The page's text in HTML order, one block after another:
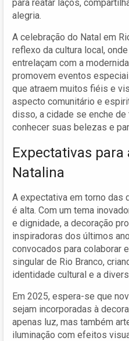
para reatar laços,
alegria.
A celebração do Natal em
reflexo da cultura local,
entrelaçam com a
promovem eventos
que atraem muitos fiéis e
aspecto comunitário e
disso, a cidade se enche
conhecer suas belezas e
Expectativas para
Natalina
A expectativa em torno das
é alta. Com um tema
e dignidade, a decoração
inspiradoras dos últimos
convocados para colaborar
singular de Rio Branco,
identidade cultural e a
Em 2025, espera-se que
sejam incorporadas à
apenas luz, mas também
iluminação com efeitos